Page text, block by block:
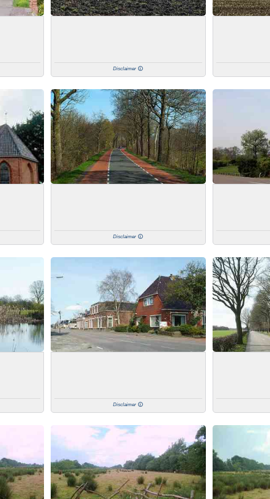
Disclaimer
Disclaimer
Disclaimer